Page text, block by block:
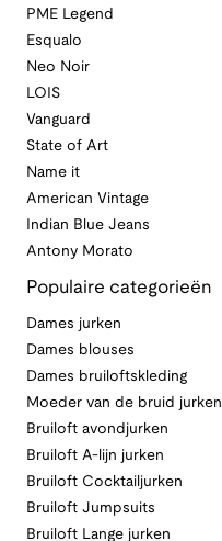
PME Legend
Esqualo
Neo Noir
LOIS
Vanguard
State of Art
Name it
American Vintage
Indian Blue Jeans
Antony Morato
Populaire categorieën
Dames jurken
Dames blouses
Dames bruiloftskleding
Moeder van de bruid jurken
Bruiloft avondjurken
Bruiloft A-lijn jurken
Bruiloft Cocktailjurken
Bruiloft Jumpsuits
Bruiloft Lange jurken